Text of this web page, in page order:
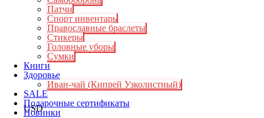
USD
Патчи
Спорт инвентарь
Православные браслеты
Стикеры
Головные уборы
Сумки
Книги
Здоровье
Иван-чай (Кипрей Узколистный)
SALE
Подарочные сертификаты
Новинки